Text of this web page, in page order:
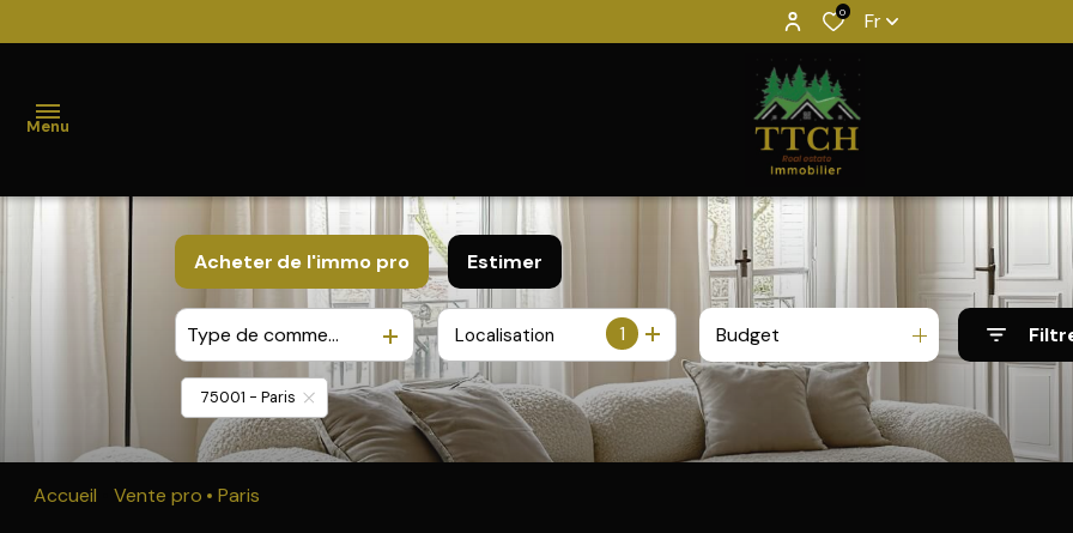
0 Fr
Menu
ACCUEIL
VENTES
PROGRAMMES
BIENS
Acheter de l'immo pro
De l'ancien
De l'immo pro
Estimer
Type de commerce 1
Localisation Budget
75001 - Paris
Accueil Vente pro Paris